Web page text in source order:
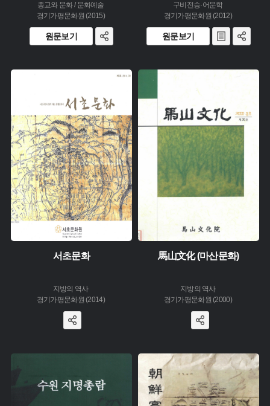
종교와 문화 / 문화예술
경기가평문화원 (2015)
원문보기
구비전승·어문학
경기가평문화원 (2012)
원문보기
유형 :
생산 :
소장 :
서초문화
지방의 역사
경기가평문화원 (2014)
유형 :
생산 :
소장 :
馬山文化 (마산문화)
지방의 역사
경기가평문화원 (2000)
주제 :